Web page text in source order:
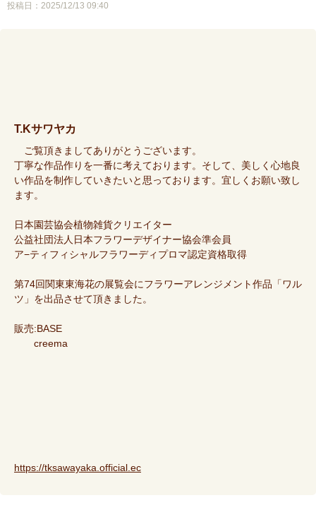
投稿日：2025/12/13 09:40
T.Kサワヤカ
ご覧頂きましてありがとうございます。
丁寧な作品作りを一番に考えております。そして、美しく心地良
い作品を制作していきたいと思っております。宜しくお願い致し
ます。
日本園芸協会植物雑貨クリエイター
公益社団法人日本フラワーデザイナー協会準会員
ア−ティフィシャルフラワーディプロマ認定資格取得
第74回関東東海花の展覧会にフラワーアレンジメント作品「ワル
ツ」を出品させて頂きました。
販売:BASE
creema
https://tksawayaka.official.ec